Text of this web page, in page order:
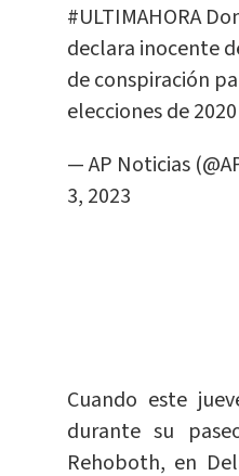
#ULTIMAHORA
declara inocente
de conspiración
elecciones de 2020
— AP Noticias
3, 2023
Cuando este
durante su
Rehoboth, en